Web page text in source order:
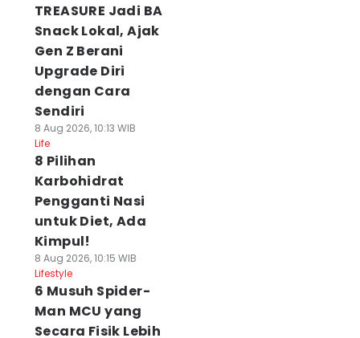
TREASURE Jadi BA
Snack Lokal, Ajak
Gen Z Berani
Upgrade Diri
dengan Cara
Sendiri
8 Aug 2026, 10:13 WIB
Life
8 Pilihan
Karbohidrat
Pengganti Nasi
untuk Diet, Ada
Kimpul!
8 Aug 2026, 10:15 WIB
Lifestyle
6 Musuh Spider-
Man MCU yang
Secara Fisik Lebih